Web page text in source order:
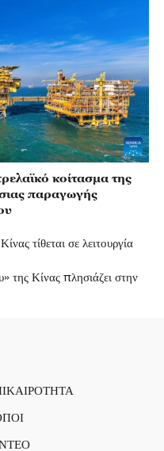
κοίτασμα της
παραγωγής
τίθεται σε λειτουργία
της Κίνας πλησιάζει στην